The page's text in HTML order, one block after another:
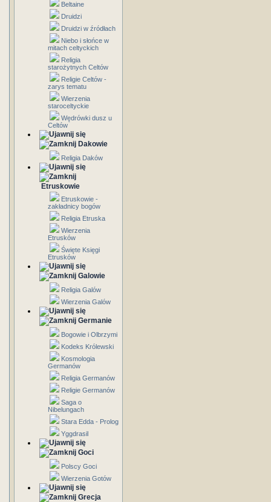
Beltaine
Druidzi
Druidzi w źródłach
Niebo i słońce w
mitach celtyckich
Religia
starożytnych Celtów
Religie Celtów -
zarys tematu
Wierzenia
staroceltyckie
Wędrówki dusz u
Celtów
Dakowie
Religia Daków
Etruskowie
Etruskowie -
zakładnicy bogów
Religia Etruska
Wierzenia
Etrusków
Święte Księgi
Etrusków
Galowie
Religia Galów
Wierzenia Galów
Germanie
Bogowie i Olbrzymi
Kodeks Królewski
Kosmologia
Germanów
Religia Germanów
Religie Germanów
Saga o
Nibelungach
Stara Edda - Prolog
Yggdrasil
Goci
Polscy Goci
Wierzenia Gotów
Grecja